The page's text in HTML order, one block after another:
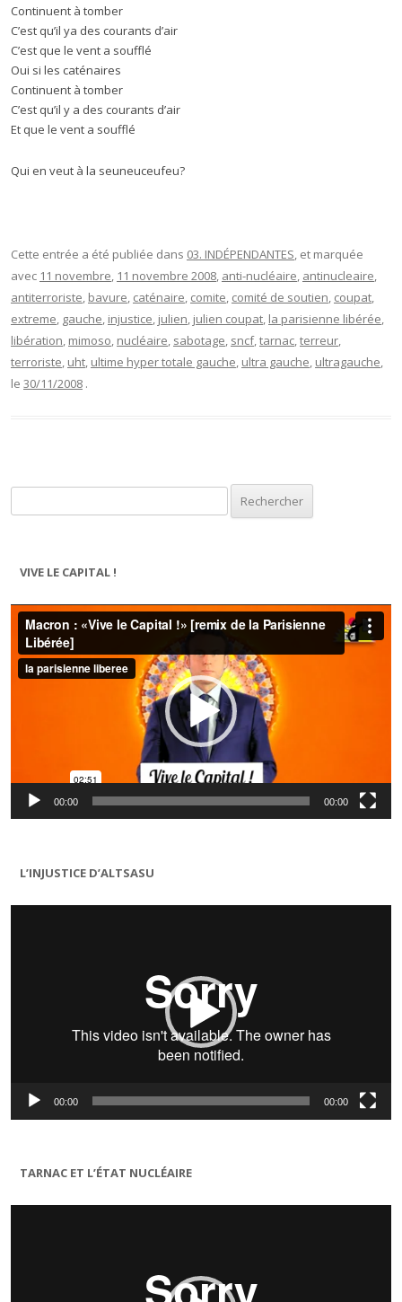
Continuent à tomber
C’est qu’il ya des courants d’air
C’est que le vent a soufflé
Oui si les caténaires
Continuent à tomber
C’est qu’il y a des courants d’air
Et que le vent a soufflé
Qui en veut à la seuneuceufeu?
Cette entrée a été publiée dans 03. INDÉPENDANTES, et marquée
avec 11 novembre, 11 novembre 2008, anti-nucléaire, antinucleaire,
antiterroriste, bavure, caténaire, comite, comité de soutien, coupat,
extreme, gauche, injustice, julien, julien coupat, la parisienne libérée,
libération, mimoso, nucléaire, sabotage, sncf,tarnac,terreur,
terroriste, uht, ultime hyper totale gauche, ultra gauche, ultragauche,
le 30/11/2008 .
VIVE LE CAPITAL !
Lecteur
vidéo
00:00 00:00
L’INJUSTICE D’ALTSASU
Lecteur
00:00 00:00
TARNAC ET L’ÉTAT NUCLÉAIRE
Lecteur